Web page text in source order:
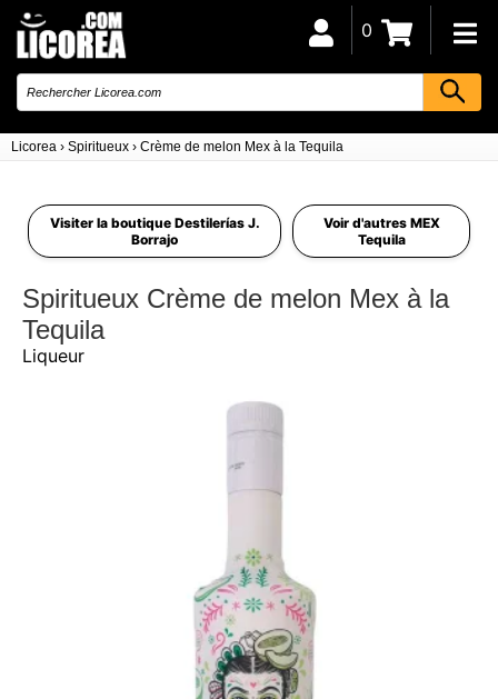
Licorea › Spiritueux › Crème de melon Mex à la Tequila
0
Visiter la boutique Destilerías J.
Borrajo
Voir d'autres MEX
Tequila
Spiritueux Crème de melon Mex à la
Tequila
Liqueur